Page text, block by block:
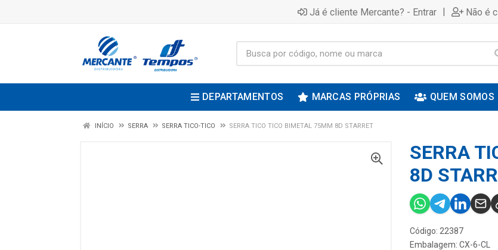
Já é cliente Mercante? - Entrar | Não é
DEPARTAMENTOS MARCAS PRÓPRIAS QUEM SOMOS
INÍCIO SERRA SERRA TICO-TICO SERRA TICO TICO BIMETAL 75MM 8D STARRET
SERRA
8D
Código: 22387
Embalagem: CX-6-CL